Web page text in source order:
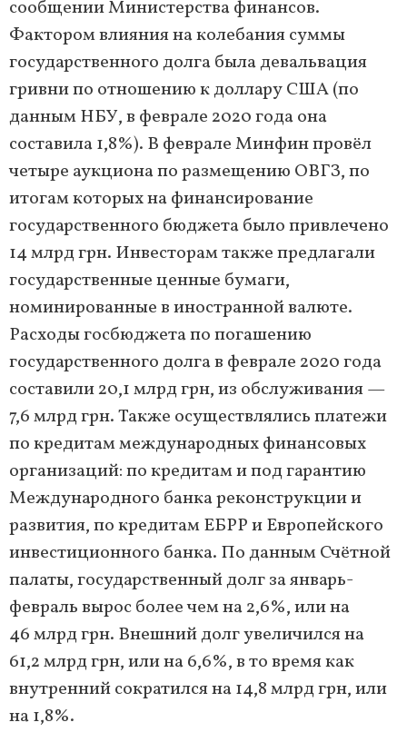
сообщении Министерства финансов.
Фактором влияния на колебания суммы
государственного долга была девальвация
гривни по отношению к доллару США (по
данным НБУ, в феврале 2020 года она
составила 1,8%). В феврале Минфин провёл
четыре аукциона по размещению ОВГЗ, по
итогам которых на финансирование
государственного бюджета было привлечено
14 млрд грн. Инвесторам также предлагали
государственные ценные бумаги,
номинированные в иностранной валюте.
Расходы госбюджета по погашению
государственного долга в феврале 2020 года
составили 20,1 млрд грн, из обслуживания —
7,6 млрд грн. Также осуществлялись платежи
по кредитам международных финансовых
организаций: по кредитам и под гарантию
Международного банка реконструкции и
развития, по кредитам ЕБРР и Европейского
инвестиционного банка. По данным Счётной
палаты, государственный долг за январь-
февраль вырос более чем на 2,6%, или на
46 млрд грн. Внешний долг увеличился на
61,2 млрд грн, или на 6,6%, в то время как
внутренний сократился на 14,8 млрд грн, или
на 1,8%.